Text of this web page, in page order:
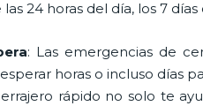
24 horas del día, los 7
: Las emergencias de
horas o incluso días
rápido no solo te